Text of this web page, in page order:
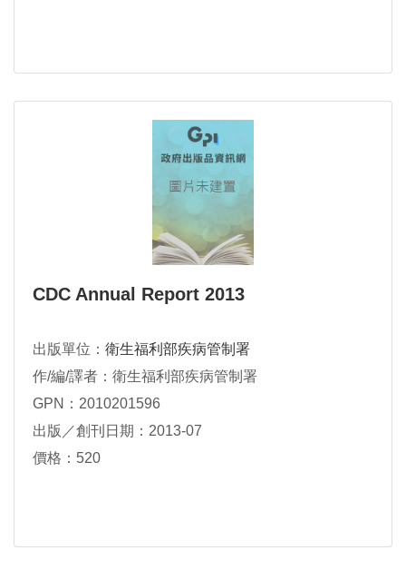
CDC Annual Report 2013
出版單位： 衛生福利部疾病管制署
作/編/譯者：衛生福利部疾病管制署
GPN：2010201596
出版／創刊日期：2013-07
價格：520